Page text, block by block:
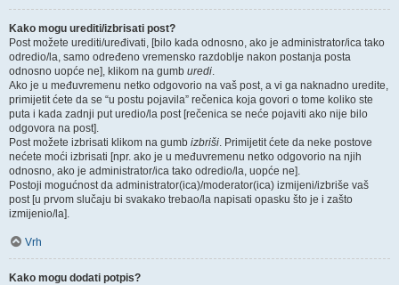
Kako mogu urediti/izbrisati post?
Post možete urediti/uređivati, [bilo kada odnosno, ako je administrator/ica tako
odredio/la, samo određeno vremensko razdoblje nakon postanja posta
odnosno uopće ne], klikom na gumb uredi.
Ako je u međuvremenu netko odgovorio na vaš post, a vi ga naknadno uredite,
primijetit ćete da se “u postu pojavila” rečenica koja govori o tome koliko ste
puta i kada zadnji put uredio/la post [rečenica se neće pojaviti ako nije bilo
odgovora na post].
Post možete izbrisati klikom na gumb izbriši. Primijetit ćete da neke postove
nećete moći izbrisati [npr. ako je u međuvremenu netko odgovorio na njih
odnosno, ako je administrator/ica tako odredio/la, uopće ne].
Postoji mogućnost da administrator(ica)/moderator(ica) izmijeni/izbriše vaš
post [u prvom slučaju bi svakako trebao/la napisati opasku što je i zašto
izmijenio/la].
Vrh
Kako mogu dodati potpis?